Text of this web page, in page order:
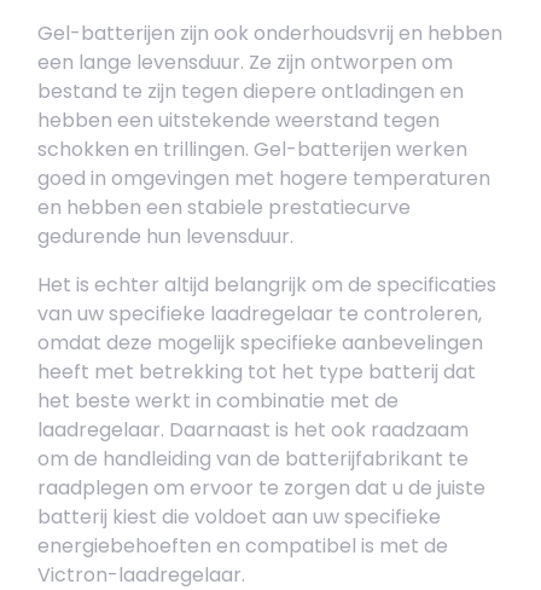
Gel-batterijen zijn ook onderhoudsvrij en hebben
een lange levensduur. Ze zijn ontworpen om
bestand te zijn tegen diepere ontladingen en
hebben een uitstekende weerstand tegen
schokken en trillingen. Gel-batterijen werken
goed in omgevingen met hogere temperaturen
en hebben een stabiele prestatiecurve
gedurende hun levensduur.
Het is echter altijd belangrijk om de specificaties
van uw specifieke laadregelaar te controleren,
omdat deze mogelijk specifieke aanbevelingen
heeft met betrekking tot het type batterij dat
het beste werkt in combinatie met de
laadregelaar. Daarnaast is het ook raadzaam
om de handleiding van de batterijfabrikant te
raadplegen om ervoor te zorgen dat u de juiste
batterij kiest die voldoet aan uw specifieke
energiebehoeften en compatibel is met de
Victron-laadregelaar.